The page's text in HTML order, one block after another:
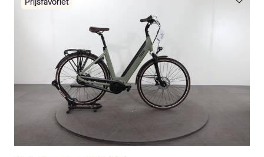
Prijsfavoriet